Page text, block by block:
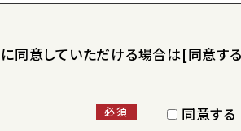
ます。
報
安全性の確保 （5）透明性の確保等の原則を
同意していただける場合は[同意する
必須 同意する